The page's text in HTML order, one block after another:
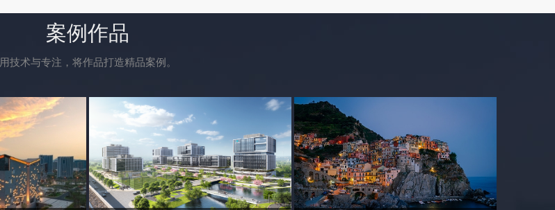
案例作品
用技术与专注，将作品打造精品案例。